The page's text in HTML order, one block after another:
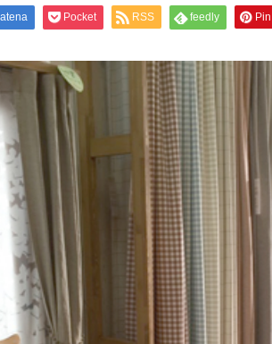
Pocket RSS feedly